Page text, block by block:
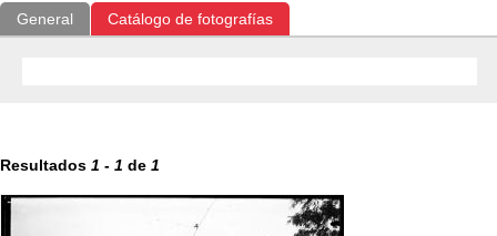
General Catálogo de fotografías
Resultados 1 - 1 de 1